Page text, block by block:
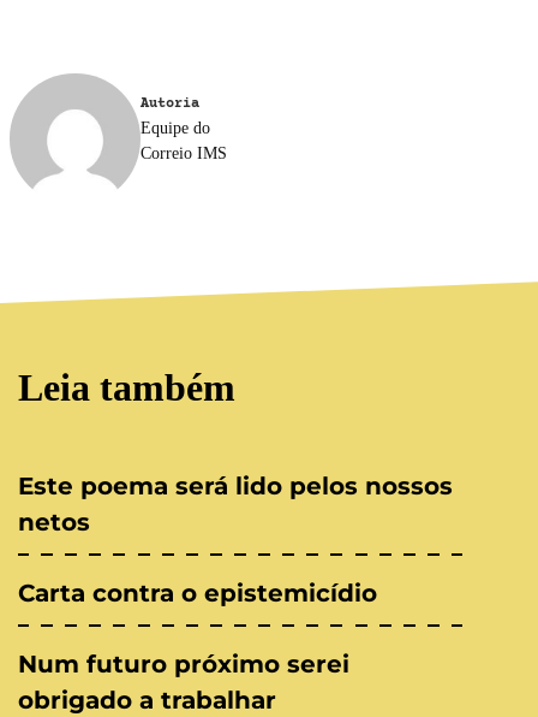
Autoria
Equipe do
Correio IMS
Leia também
Este poema será lido pelos nossos
netos
Carta contra o epistemicídio
Num futuro próximo serei
obrigado a trabalhar